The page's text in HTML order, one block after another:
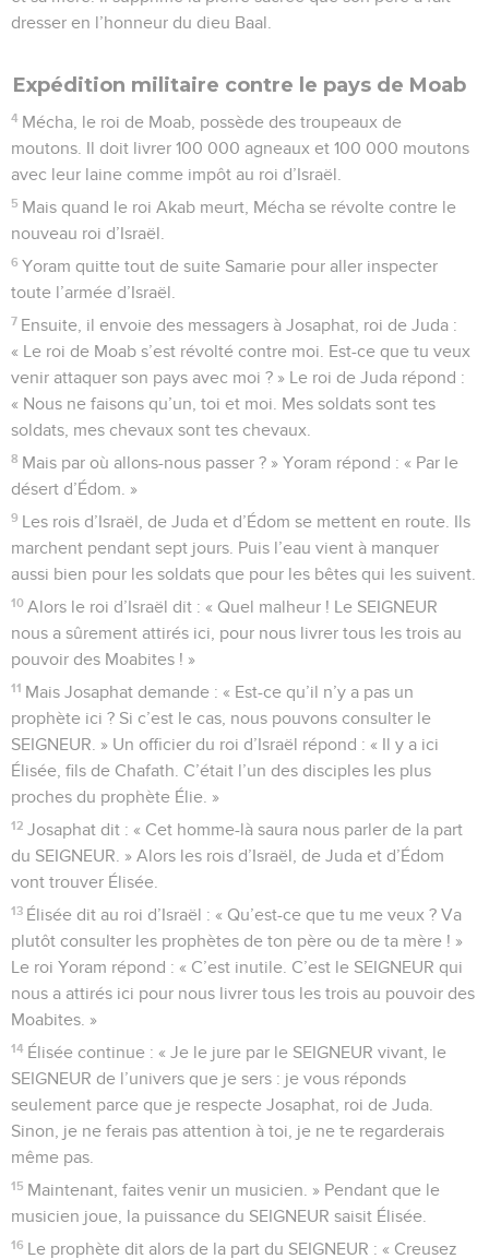
dresser en l’honneur du dieu Baal.
Expédition militaire contre le pays de Moab
4 Mécha, le roi de Moab, possède des troupeaux de
moutons. Il doit livrer 100 000 agneaux et 100 000 moutons
avec leur laine comme impôt au roi d’Israël.
5 Mais quand le roi Akab meurt, Mécha se révolte contre le
nouveau roi d’Israël.
6 Yoram quitte tout de suite Samarie pour aller inspecter
toute l’armée d’Israël.
7 Ensuite, il envoie des messagers à Josaphat, roi de Juda :
« Le roi de Moab s’est révolté contre moi. Est-ce que tu veux
venir attaquer son pays avec moi ? » Le roi de Juda répond :
« Nous ne faisons qu’un, toi et moi. Mes soldats sont tes
soldats, mes chevaux sont tes chevaux.
8 Mais par où allons-nous passer ? » Yoram répond : « Par le
désert d’Édom. »
9 Les rois d’Israël, de Juda et d’Édom se mettent en route. Ils
marchent pendant sept jours. Puis l’eau vient à manquer
aussi bien pour les soldats que pour les bêtes qui les suivent.
10 Alors le roi d’Israël dit : « Quel malheur ! Le SEIGNEUR
nous a sûrement attirés ici, pour nous livrer tous les trois au
pouvoir des Moabites ! »
11 Mais Josaphat demande : « Est-ce qu’il n’y a pas un
prophète ici ? Si c’est le cas, nous pouvons consulter le
SEIGNEUR. » Un officier du roi d’Israël répond : « Il y a ici
Élisée, fils de Chafath. C’était l’un des disciples les plus
proches du prophète Élie. »
12 Josaphat dit : « Cet homme-là saura nous parler de la part
du SEIGNEUR. » Alors les rois d’Israël, de Juda et d’Édom
vont trouver Élisée.
13 Élisée dit au roi d’Israël : « Qu’est-ce que tu me veux ? Va
plutôt consulter les prophètes de ton père ou de ta mère ! »
Le roi Yoram répond : « C’est inutile. C’est le SEIGNEUR qui
nous a attirés ici pour nous livrer tous les trois au pouvoir des
Moabites. »
14 Élisée continue : « Je le jure par le SEIGNEUR vivant, le
SEIGNEUR de l’univers que je sers : je vous réponds
seulement parce que je respecte Josaphat, roi de Juda.
Sinon, je ne ferais pas attention à toi, je ne te regarderais
même pas.
15 Maintenant, faites venir un musicien. » Pendant que le
musicien joue, la puissance du SEIGNEUR saisit Élisée.
16 Le prophète dit alors de la part du SEIGNEUR : « Creusez